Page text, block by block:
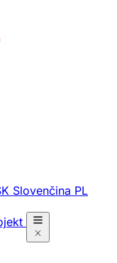
Slovenčina PL